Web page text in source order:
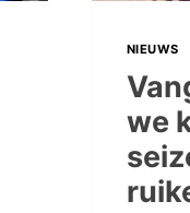
NIEUWS
we